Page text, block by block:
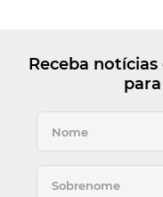
Receba